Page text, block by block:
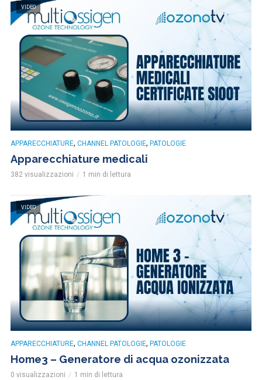
VIDEO
APPARECCHIATURE, CHANNEL PATOLOGIE, PATOLOGIE
Apparecchiature medicali
382 visualizzazioni 1 min di lettura
VIDEO
APPARECCHIATURE, CHANNEL PATOLOGIE, PATOLOGIE
Home3 – Generatore di acqua ozonizzata
0 visualizzazioni 1 min di lettura